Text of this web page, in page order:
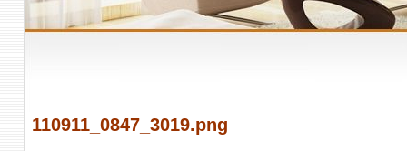
110911_0847_3019.png